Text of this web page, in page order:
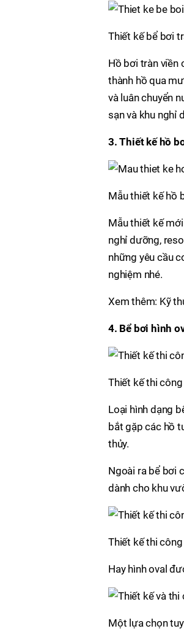
Thiết kế bể bơi
Hồ bơi tràn viền
thành hồ qua
và luân chuyển
sạn và khu nghỉ
3. Thiết kế hồ
Mẫu thiết kế hồ
Mẫu thiết kế
nghỉ dưỡng,
những yêu cầu
nghiệm nhé.
Xem thêm: Kỹ
4. Bể bơi hình
Thiết kế thi công
Loại hình dạng
bắt gặp các hồ
thủy.
Ngoài ra bể bơi
dành cho khu
Thiết kế thi
Hay hình oval
Một lựa chọn